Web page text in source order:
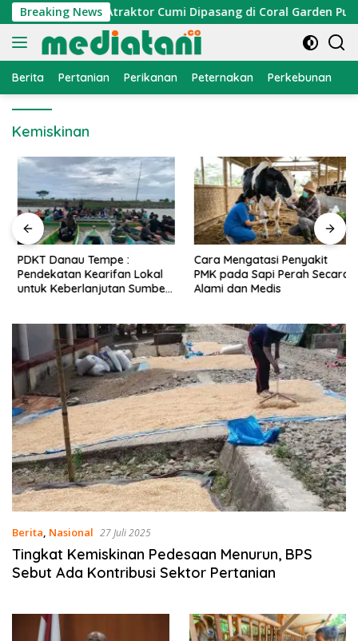
Langsung
ke
konten
Breaking News
Nelayan, Atraktor Cumi Dipasang di Coral Garden Pulau
Berita Pertanian Perikanan Peternakan Perkebunan
Kemiskinan
PDKT Danau Tempe :
Pendekatan Kearifan Lokal
untuk Keberlanjutan Sumber
Cara Mengatasi Penyakit
PMK pada Sapi Perah Secara
Alami dan Medis
Berita, Nasional 27 Juli 2025
Tingkat Kemiskinan Pedesaan Menurun, BPS
Sebut Ada Kontribusi Sektor Pertanian